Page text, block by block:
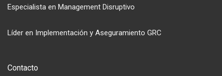
Especialista en Management Disruptivo
Líder en Implementación y Aseguramiento GRC
Contacto